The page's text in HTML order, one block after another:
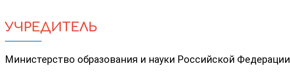
УЧРЕДИТЕЛЬ
Министерство образования и науки Российской Федерации